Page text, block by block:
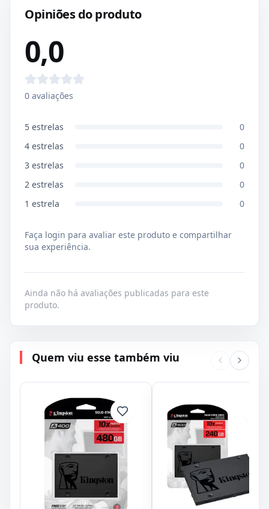
Opiniões do produto
0,0
0 avaliações
5 estrelas
0
4 estrelas
0
3 estrelas
0
2 estrelas
0
1 estrela 0
Faça login para avaliar este produto e compartilhar
sua experiência.
Ainda não há avaliações publicadas para este
produto.
Quem viu esse também viu